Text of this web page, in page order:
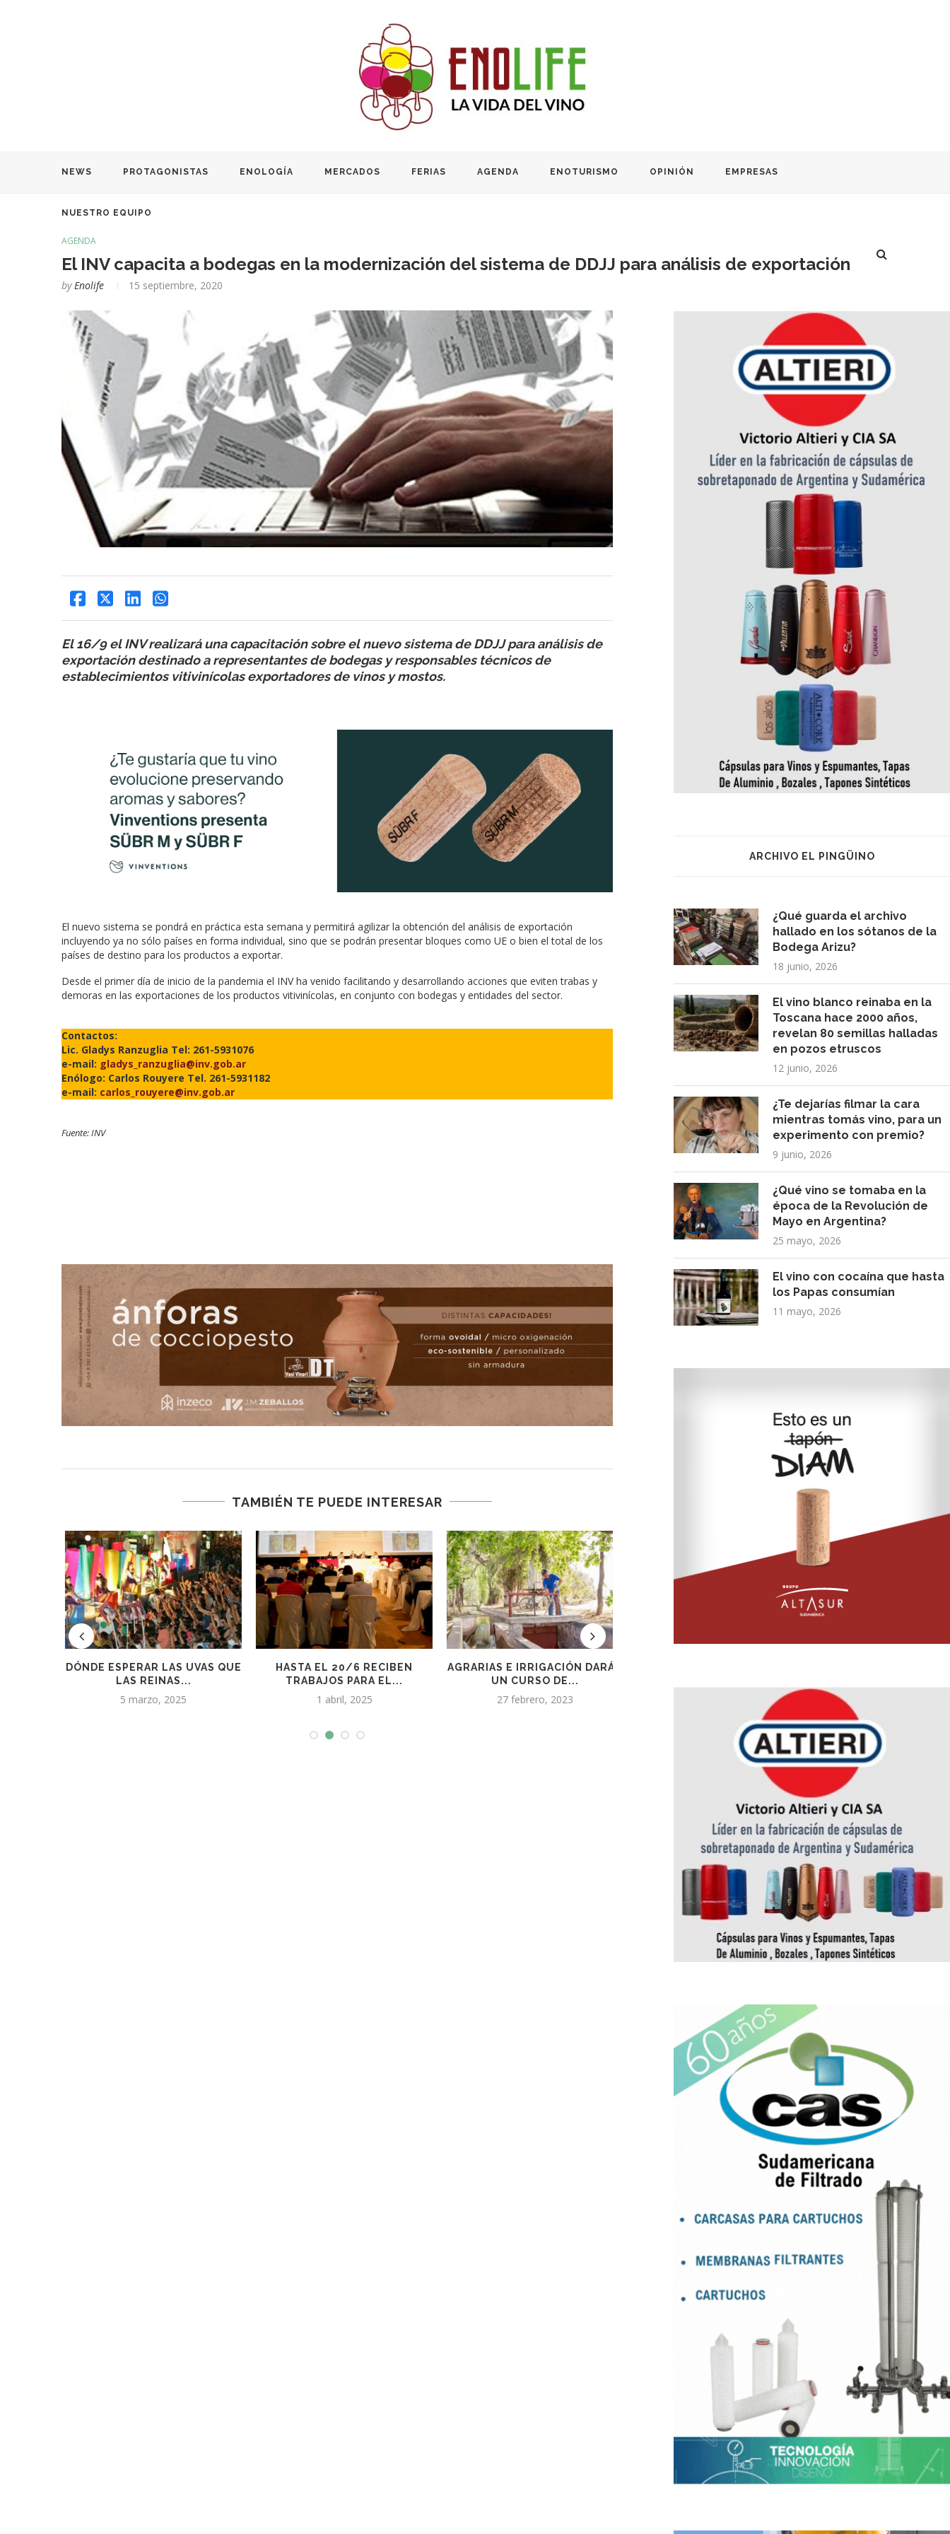
NEWS PROTAGONISTAS ENOLOGÍA MERCADOS FERIAS AGENDA ENOTURISMO OPINIÓN EMPRESAS
NUESTRO EQUIPO
AGENDA
El INV capacita a bodegas en la modernización del sistema de DDJJ para análisis de exportación
by Enolife 15 septiembre, 2020
El 16/9 el INV realizará una capacitación sobre el nuevo sistema de DDJJ para análisis de
exportación destinado a representantes de bodegas y responsables técnicos de
establecimientos vitivinícolas exportadores de vinos y mostos.
El nuevo sistema se pondrá en práctica esta semana y permitirá agilizar la obtención del análisis de exportación
incluyendo ya no sólo países en forma individual, sino que se podrán presentar bloques como UE o bien el total de los
países de destino para los productos a exportar.
Desde el primer día de inicio de la pandemia el INV ha venido facilitando y desarrollando acciones que eviten trabas y
demoras en las exportaciones de los productos vitivinícolas, en conjunto con bodegas y entidades del sector.
Contactos:
Lic. Gladys Ranzuglia Tel: 261-5931076
e-mail: gladys_ranzuglia@inv.gob.ar
Enólogo: Carlos Rouyere Tel. 261-5931182
e-mail: carlos_rouyere@inv.gob.ar
Fuente: INV
TAMBIÉN TE PUEDE INTERESAR
HASTA EL 20/6 RECIBEN
TRABAJOS PARA EL...
1 abril, 2025
AGRARIAS E IRRIGACIÓN DARÁN
UN CURSO DE...
27 febrero, 2023
AGROTECNOLOGÍA DE
VANGUARDIA, STARTUPS Y LA
SINERGIA...
21 noviembre, 2019
ARCHIVO EL PINGÜINO
¿Qué guarda el archivo
hallado en los sótanos de la
Bodega Arizu?
18 junio, 2026
El vino blanco reinaba en la
Toscana hace 2000 años,
revelan 80 semillas halladas
en pozos etruscos
12 junio, 2026
¿Te dejarías filmar la cara
mientras tomás vino, para un
experimento con premio?
9 junio, 2026
¿Qué vino se tomaba en la
época de la Revolución de
Mayo en Argentina?
25 mayo, 2026
El vino con cocaína que hasta
los Papas consumían
11 mayo, 2026